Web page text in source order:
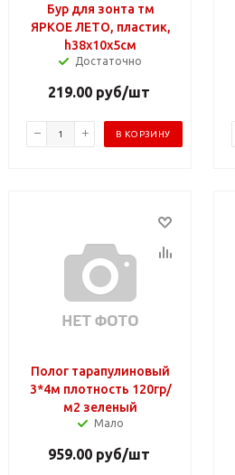
Бур для зонта тм
ЯРКОЕ ЛЕТО, пластик,
h38х10х5см
Достаточно
219.00руб/шт
В КОРЗИНУ
Полог тарапулиновый
3*4м плотность 120гр/
м2 зеленый
Мало
959.00руб/шт